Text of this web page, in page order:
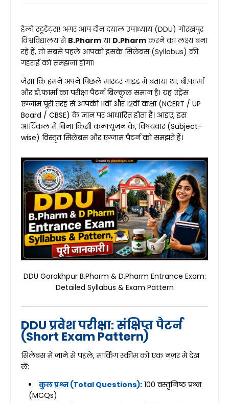
हेलो स्टूडेंट्स! अगर आप दीन दयाल उपाध्याय (DDU) गोरखपुर
विश्वविद्यालय से B.Pharm या D.Pharmकरने का लक्ष्य बना
रहे हैं, तो सबसे पहले आपको इसके सिलेबस (Syllabus) की
गहराई को समझना होगा।
जैसा कि हमने अपने पिछले मास्टर गाइड में बताया था, बी.फार्मा
और डी.फार्मा का परीक्षा पैटर्न बिल्कुल समान है। यह एंट्रेंस
एग्जाम पूरी तरह से आपकी 11वीं और 12वीं कक्षा (NCERT / UP
Board / CBSE) के ज्ञान पर आधारित होता है। आइए, इस
आर्टिकल में बिना किसी कन्फ्यूजन के, विषयवार (Subject-
wise) विस्तृत सिलेबस और एग्जाम पैटर्न को समझते हैं।
DDU Gorakhpur B.Pharm & D.Pharm Entrance Exam:
Detailed Syllabus & Exam Pattern
DDU प्रवेश परीक्षा: संक्षिप्त पैटर्न
(Short Exam Pattern)
सिलेबस में जाने से पहले, मार्किंग स्कीम को एक नज़र में देख
लें:
कुल प्रश्न (Total Questions): 100 वस्तुनिष्ठ प्रश्न
(MCQs)